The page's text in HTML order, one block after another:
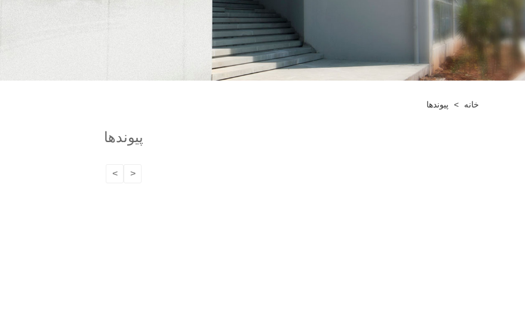
خانه > پیوندها
پیوندها
<
>